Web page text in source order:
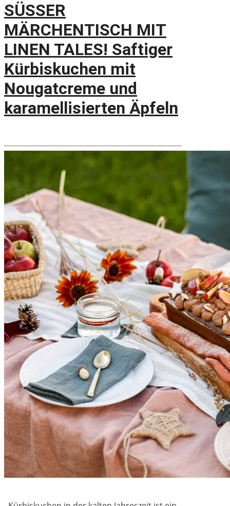
SÜSSER
MÄRCHENTISCH MIT
LINEN TALES! Saftiger
Kürbiskuchen mit
Nougatcreme und
karamellisierten Äpfeln